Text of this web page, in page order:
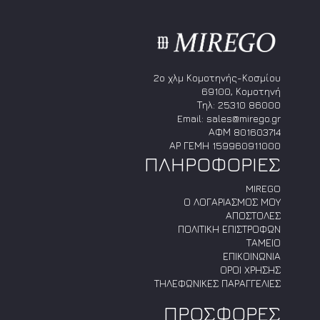
2ο χλμ Κομοτηνής-Κοσμίου
69100, Κομοτηνή
Τηλ: 25310 86000
Email: sales@mirego.gr
ΑΦΜ 801603714
ΑΡ ΓΕΜΗ 159960911000
ΠΛΗΡΟΦΟΡΙΕΣ
MIREGO
Ο ΛΟΓΑΡΙΑΣΜΟΣ ΜΟΥ
ΑΠΟΣΤΟΛΕΣ
ΠΟΛΙΤΙΚΗ ΕΠΙΣΤΡΟΦΩΝ
ΤΑΜΕΙΟ
ΕΠΙΚΟΙΝΩΝΙΑ
ΟΡΟΙ ΧΡΗΣΗΣ
ΤΗΛΕΦΩΝΙΚΕΣ ΠΑΡΑΓΓΕΛΙΕΣ
ΠΡΟΣΦΟΡΕΣ